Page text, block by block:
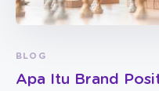
BLOG
Apa Itu Brand